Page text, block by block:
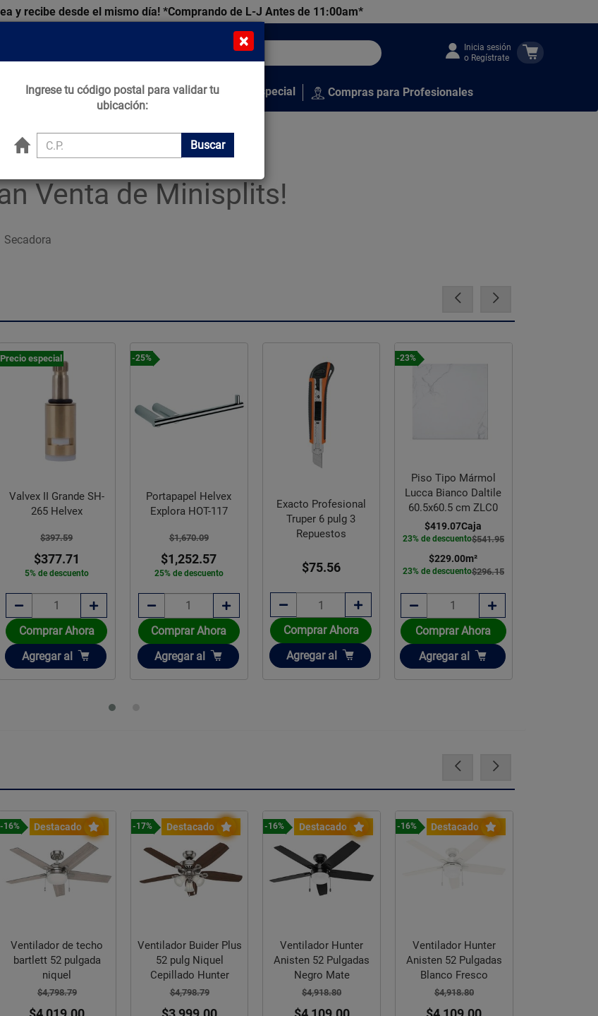
y recibe desde el mismo día! *Comprando de L-J Antes de 11:00am*
Inicia sesión
o Regístrate
Marcas Tips que Construyen Venta Especial Compras para Profesionales
Venta de Minisplits!
Secadora
Precio especial
Valvex II Grande SH-
265 Helvex
$397.59
$377.71
5% de descuento
Comprar Ahora
Añadir
Agregar al
-25%
Portapapel Helvex
Explora HOT-117
$1,670.09
$1,252.57
25% de descuento
Comprar Ahora
Añadir
Agregar al
Exacto Profesional
Truper 6 pulg 3
Repuestos
$75.56
Comprar Ahora
Añadir
Agregar al
-23%
Piso Tipo Mármol
Lucca Bianco Daltile
60.5x60.5 cm ZLC0
$541.95
$419.07Caja
23% de descuento
$296.15
$229.00m²
23% de descuento
Comprar Ahora
Añadir
Agregar al
Destacado
-16%
Ventilador de techo
bartlett 52 pulgada
niquel
$4,798.79
Destacado
-17%
Ventilador Buider Plus
52 pulg Niquel
Cepillado Hunter
$4,798.79
Destacado
-16%
Ventilador Hunter
Anisten 52 Pulgadas
Negro Mate
$4,918.80
Destacado
-16%
Ventilador Hunter
Anisten 52 Pulgadas
Blanco Fresco
$4,918.80
×
Ingrese tu código postal para validar tu
ubicación:
Buscar